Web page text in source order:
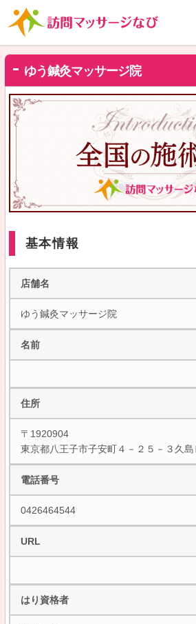
ゆう鍼灸マッサージ院
基本情報
店舗名
ゆう鍼灸マッサージ院
名前
住所
〒1920904
東京都八王子市子安町４－２５－３久
電話番号
0426464544
URL
はり資格者